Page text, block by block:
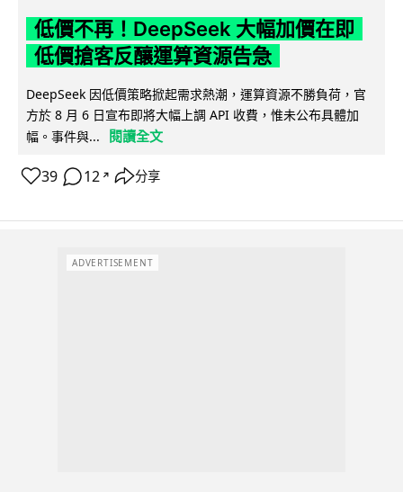
低價不再！DeepSeek 大幅加價在即
低價搶客反釀運算資源告急
DeepSeek 因低價策略掀起需求熱潮，運算資源不勝負荷，官
方於 8 月 6 日宣布即將大幅上調 API 收費，惟未公布具體加
幅。事件與...
閱讀全文
39 12 ↗ 分享
ADVERTISEMENT